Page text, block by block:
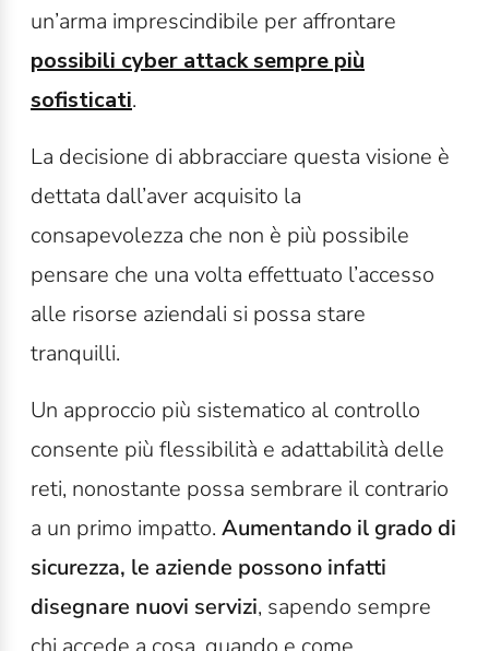
un’arma imprescindibile per affrontare
possibili cyber attack sempre più
sofisticati.
La decisione di abbracciare questa visione è
dettata dall’aver acquisito la
consapevolezza che non è più possibile
pensare che una volta effettuato l’accesso
alle risorse aziendali si possa stare
tranquilli.
Un approccio più sistematico al controllo
consente più flessibilità e adattabilità delle
reti, nonostante possa sembrare il contrario
a un primo impatto. Aumentando il grado di
sicurezza, le aziende possono infatti
disegnare nuovi servizi, sapendo sempre